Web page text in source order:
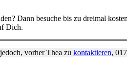
Dann besuche bis zu dreimal
Dich.
vorher Thea zu kontaktieren,